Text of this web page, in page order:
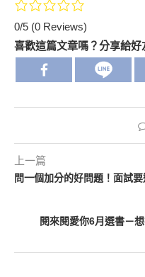
0/5 (0 Reviews)
喜歡這篇文章嗎？分享給好
上一篇
問一個加分的好問題！面試
閱來閱愛你6月選書－